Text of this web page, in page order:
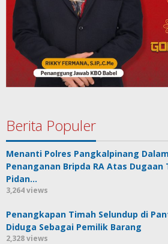
Berita Populer
Menanti Polres Pangkalpinang Dalam
Penanganan Bripda RA Atas Dugaan
Pidan…
3,264 views
Penangkapan Timah Selundup di
Diduga Sebagai Pemilik Barang
2,328 views